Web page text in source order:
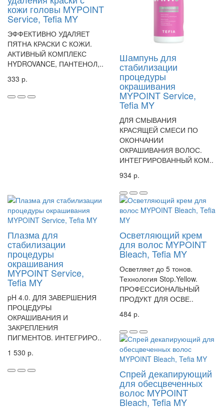
кожи головы MYPOINT
Service, Tefia MY
ЭФФЕКТИВНО УДАЛЯЕТ
ПЯТНА КРАСКИ С КОЖИ.
АКТИВНЫЙ КОМПЛЕКС
HYDROVANCE, ПАНТЕНОЛ,..
333 р.
Шампунь для
стабилизации
процедуры
окрашивания
MYPOINT Service,
Tefia MY
ДЛЯ СМЫВАНИЯ
КРАСЯЩЕЙ СМЕСИ ПО
ОКОНЧАНИИ
ОКРАШИВАНИЯ ВОЛОС.
ИНТЕГРИРОВАННЫЙ КОМ..
934 р.
Плазма для
стабилизации
процедуры
окрашивания
MYPOINT Service,
Tefia MY
pH 4.0. ДЛЯ ЗАВЕРШЕНИЯ
ПРОЦЕДУРЫ
ОКРАШИВАНИЯ И
ЗАКРЕПЛЕНИЯ
ПИГМЕНТОВ. ИНТЕГРИРО..
1 530 р.
Осветляющий крем
для волос MYPOINT
Bleach, Tefia MY
Осветляет до 5 тонов.
Технология Stop.Yellow.
ПРОФЕССИОНАЛЬНЫЙ
ПРОДУКТ ДЛЯ ОСВЕ..
484 р.
Спрей декапирующий
для обесцвеченных
волос MYPOINT
Bleach, Tefia MY